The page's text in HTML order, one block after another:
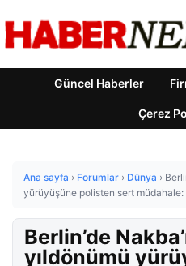
Güncel Haberler
Çerez
Ana sayfa › Forumlar › Dünya ›
yürüyüşüne polisten sert müdahale:
Berlin’de
yıldönümü